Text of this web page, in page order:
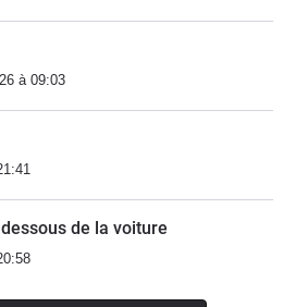
à 09:03
de la voiture